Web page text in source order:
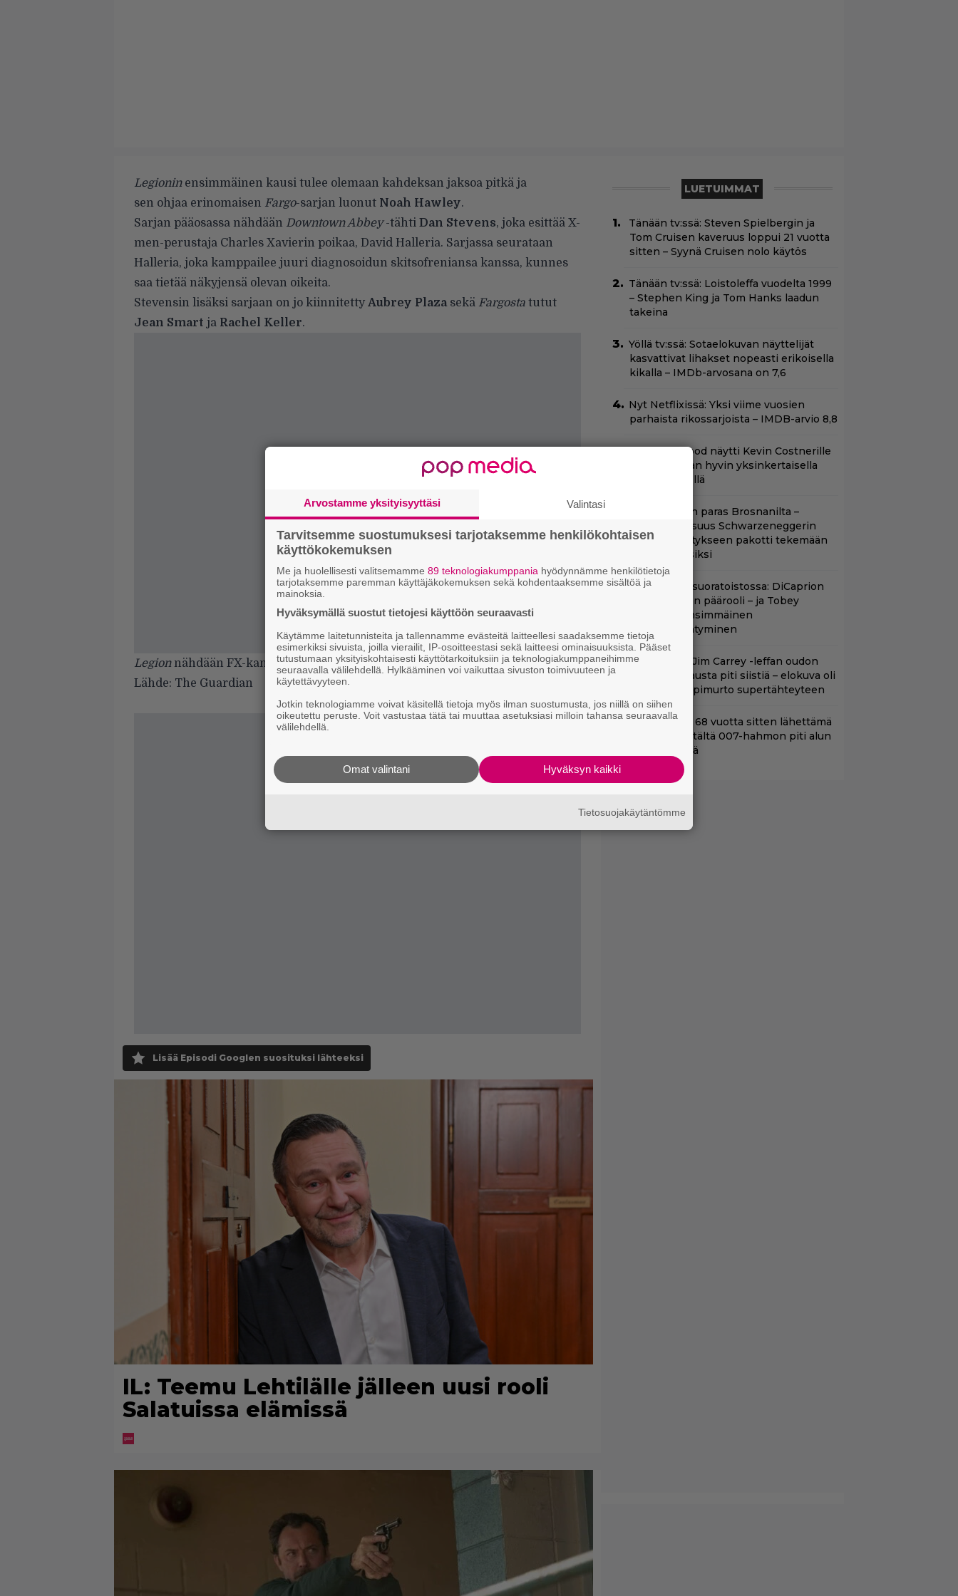
Legioninensimmäinen kausi tulee olemaan kahdeksan jaksoa pitkä ja
sen ohjaa erinomaisen Fargo-sarjan luonut Noah Hawley.
Sarjan pääosassa nähdään Downtown Abbey-tähti Dan Stevens, joka esittää X-
men-perustaja Charles Xavierin poikaa, David Halleria. Sarjassa seurataan
Halleria, joka kamppailee juuri diagnosoidun skitsofreniansa kanssa, kunnes
saa tietää näkyjensä olevan oikeita.
Stevensin lisäksi sarjaan on jo kiinnitetty Aubrey Plazasekä Fargosta tutut
Jean Smart ja Rachel Keller.
Legionnähdään FX-kanavalla vuoden 2017 alkupuolella.
Lähde: The Guardian
Lisää Episodi Googlen suosituksi lähteeksi
IL: Teemu Lehtilälle jälleen uusi rooli
Salatuissa elämissä
LUETUIMMAT
Tänään tv:ssä: Steven Spielbergin ja
Tom Cruisen kaveruus loppui 21 vuotta
sitten – Syynä Cruisen nolo käytös
Tänään tv:ssä: Loistoleffa vuodelta 1999
– Stephen King ja Tom Hanks laadun
takeina
Yöllä tv:ssä: Sotaelokuvan näyttelijät
kasvattivat lihakset nopeasti erikoisella
kikalla – IMDb-arvosana on 7,6
Nyt Netflixissä: Yksi viime vuosien
parhaista rikossarjoista – IMDB-arvio 8,8
Clint Eastwood näytti Kevin Costnerille
kaapin paikan hyvin yksinkertaisella
toimenpiteellä
Illan Bond on paras Brosnanilta –
samankaltaisuus Schwarzeneggerin
toimintatykitykseen pakotti tekemään
kässärin uusiksi
Huippuleffa suoratoistossa: DiCaprion
ensimmäinen päärooli – ja Tobey
Maguiren ensimmäinen
elokuvaesiintyminen
Illalla tv:ssä: Jim Carrey -leffan oudon
raakaa kohtausta piti siistiä – elokuva oli
koomikon läpimurto supertähteyteen
Bond-luojan 68 vuotta sitten lähettämä
kirje löytyi – tältä 007-hahmon piti alun
perin näyttää
Arvostamme yksityisyyttäsi Valintasi
Tarvitsemme suostumuksesi tarjotaksemme henkilökohtaisen
käyttökokemuksen
Me ja huolellisesti valitsemamme 89 teknologiakumppania hyödynnämme henkilötietoja
tarjotaksemme paremman käyttäjäkokemuksen sekä kohdentaaksemme sisältöä ja
mainoksia.
Hyväksymällä suostut tietojesi käyttöön seuraavasti
Käytämme laitetunnisteita ja tallennamme evästeitä laitteellesi saadaksemme tietoja
esimerkiksi sivuista, joilla vierailit, IP-osoitteestasi sekä laitteesi ominaisuuksista. Pääset
tutustumaan yksityiskohtaisesti käyttötarkoituksiin ja teknologiakumppaneihimme
seuraavalla välilehdellä. Hylkääminen voi vaikuttaa sivuston toimivuuteen ja
käytettävyyteen.
Jotkin teknologiamme voivat käsitellä tietoja myös ilman suostumusta, jos niillä on siihen
oikeutettu peruste. Voit vastustaa tätä tai muuttaa asetuksiasi milloin tahansa seuraavalla
välilehdellä.
Hyväksyn kaikki
Omat valintani
Tietosuojakäytäntömme